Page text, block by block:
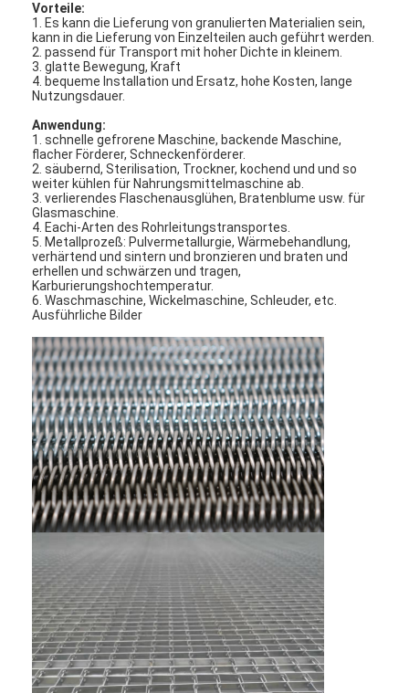
Nachrichten
Alle Fälle
Edelstahlmaschengurt
Spiraldrahtgeflecht
Hochtemperatur-Maschendraht
Nahrung Mesh Belt
Wabenförderband
Förderkette-Platte
Foto-voltaischer SolarMesh Belt
Kette Mesh Belt
Gewundener Gefrierschrank-Gurt
Oven Conveyor Belt
Vorteile:
1. Es kann die Lieferung von granulierten Materialien sein,
kann in die Lieferung von Einzelteilen auch geführt werden.
2. passend für Transport mit hoher Dichte in kleinem.
3. glatte Bewegung, Kraft
4. bequeme Installation und Ersatz, hohe Kosten, lange
Nutzungsdauer.
Anwendung:
1. schnelle gefrorene Maschine, backende Maschine,
flacher Förderer, Schneckenförderer.
2. säubernd, Sterilisation, Trockner, kochend und und so
weiter kühlen für Nahrungsmittelmaschine ab.
3. verlierendes Flaschenausglühen, Bratenblume usw. für
Glasmaschine.
4. Eachi-Arten des Rohrleitungstransportes.
5. Metallprozeß: Pulvermetallurgie, Wärmebehandlung,
verhärtend und sintern und bronzieren und braten und
erhellen und schwärzen und tragen,
Karburierungshochtemperatur.
6. Waschmaschine, Wickelmaschine, Schleuder, etc.
Ausführliche Bilder